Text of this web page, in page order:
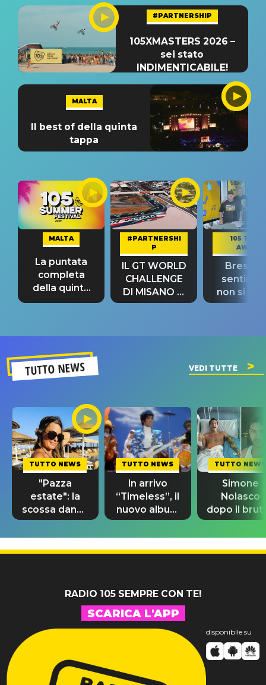
#PARTNERSHIP
105XMASTERS 2026 –
sei stato
INDIMENTICABILE!
MALTA
Il best of della quinta
tappa
MALTA
La puntata
completa
della quinta
tappa
#PARTNERSHI
P
IL GT WORLD
CHALLENGE
DI MISANO si
riconferma
105 TAKE
AWAY
Bresh:
non si
fino alla
TUTTO NEWS VEDI TUTTE
TUTTO NEWS
"Pazza
estate": la
scossa dance
di Sara
Tommasi
TUTTO NEWS
In arrivo
“Timeless”, il
nuovo album
di Prince con
10 brani
inediti
TUTTO NEWS
Simone
Nolasco
dopo il
incidente:
"Sono così
grato alla
RADIO 105 SEMPRE CON TE!
SCARICA L'APP
disponibile su